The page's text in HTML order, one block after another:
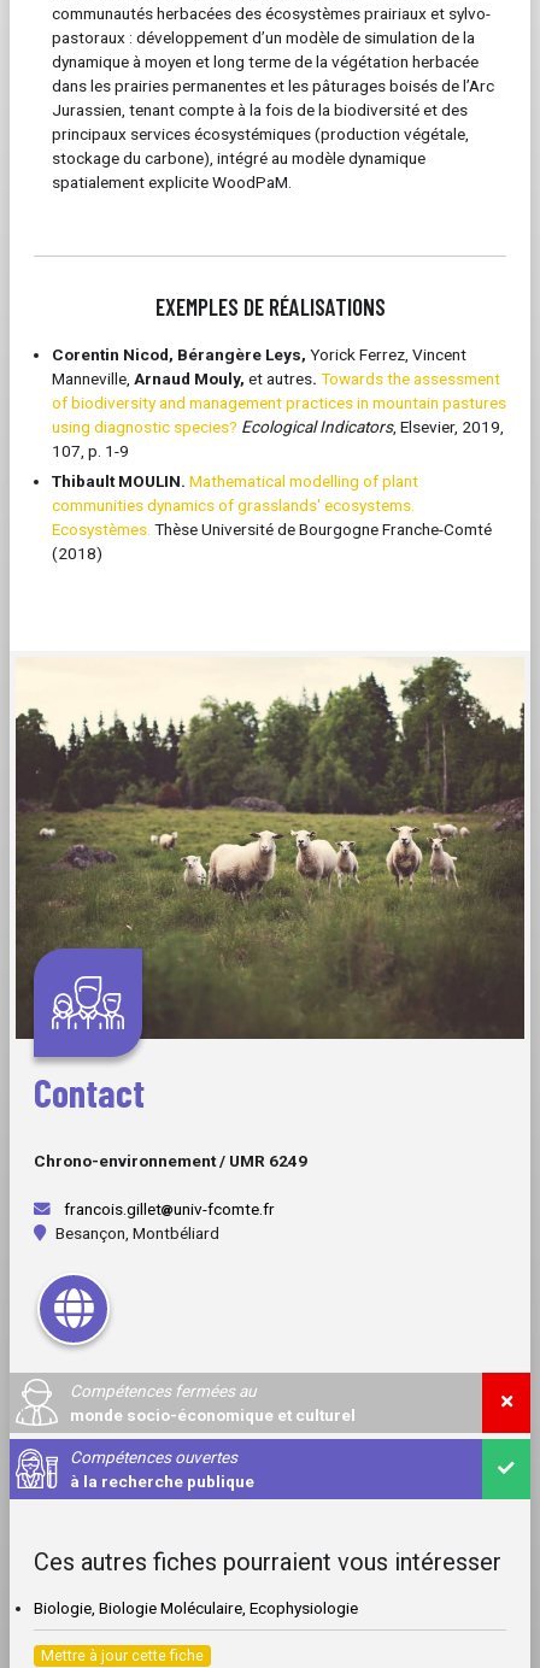
communautés herbacées des écosystèmes prairiaux et sylvo-
pastoraux : développement d’un modèle de simulation de la
dynamique à moyen et long terme de la végétation herbacée
dans les prairies permanentes et les pâturages boisés de l’Arc
Jurassien, tenant compte à la fois de la biodiversité et des
principaux services écosystémiques (production végétale,
stockage du carbone), intégré au modèle dynamique
spatialement explicite WoodPaM.
EXEMPLES DE RÉALISATIONS
Corentin Nicod, Bérangère Leys, Yorick Ferrez, Vincent
Manneville, Arnaud Mouly, et autres. Towards the assessment
of biodiversity and management practices in mountain pastures
using diagnostic species? Ecological Indicators, Elsevier, 2019,
107, p. 1-9
Thibault MOULIN. Mathematical modelling of plant
communities dynamics of grasslands' ecosystems.
Ecosystèmes. Thèse Université de Bourgogne Franche-Comté
(2018)
Contact
Chrono-environnement / UMR 6249
francois.gillet
univ-fcomte.fr
Besançon, Montbéliard
Compétences fermées au
monde socio-économique et culturel
Compétences ouvertes
à la recherche publique
Ces autres fiches pourraient vous intéresser
Biologie, Biologie Moléculaire, Ecophysiologie
Mettre à jour cette fiche